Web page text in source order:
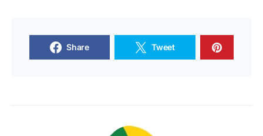
Share Tweet